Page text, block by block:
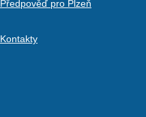
Předpověď pro Plzeň
Kontakty